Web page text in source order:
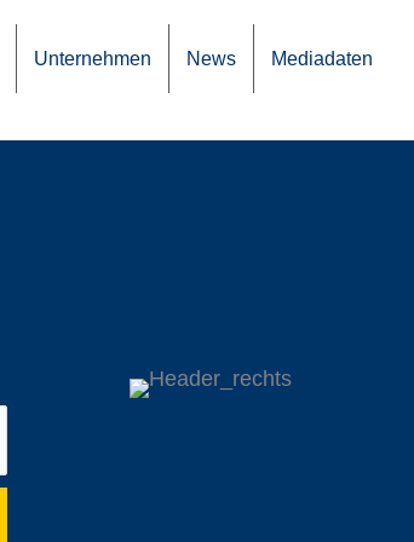
Unter­neh­men News Media­da­ten